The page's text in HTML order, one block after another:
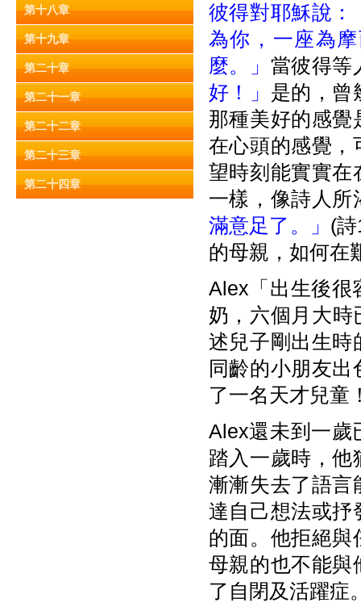
第十八章
第十九章
第二十章
第二十一章
第二十二章
第二十三章
第二十四章
彼得對耶穌說：
為你，一座為
麼。」 當彼得等
好！」 是的，曾
那種美好的感覺
在心頭的感覺，
望時刻能實實在
一樣，像詩人所
滿意足了。」 (
的母親，如何在
Alex「出生後很
奶，六個月大時
述兒子剛出生時
同齡的小朋友
了一名天才兒童
Alex還未到一歲
踏入一歲時，他
漸漸失去了語言
達自己想法或抒
的面。他拒絕與
母親的也不能與
了自閉及活躍症